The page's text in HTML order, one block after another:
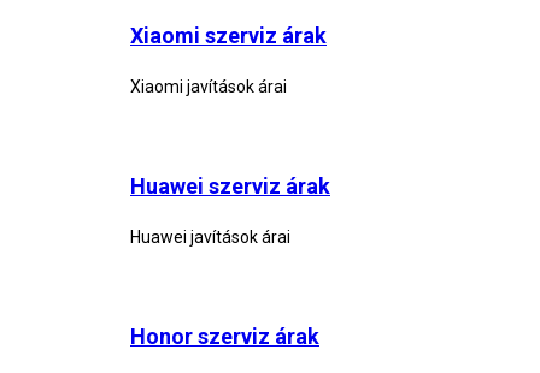
Xiaomi szerviz árak
Xiaomi javítások árai
Huawei szerviz árak
Huawei javítások árai
Honor szerviz árak